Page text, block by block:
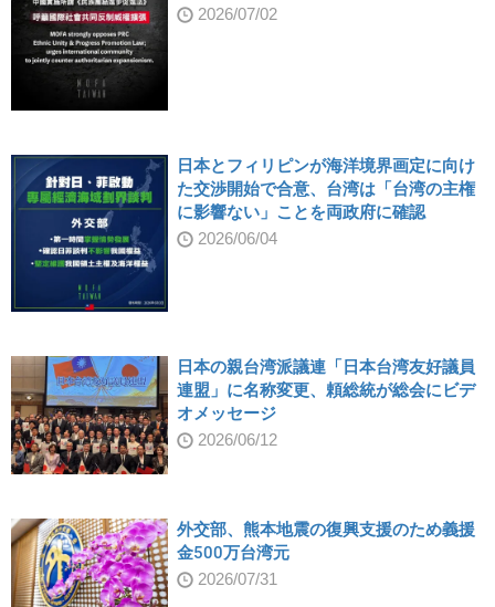
2026/07/02
日本とフィリピンが海洋境界画定に向け
た交渉開始で合意、台湾は「台湾の主権
に影響ない」ことを両政府に確認
2026/06/04
日本の親台湾派議連「日本台湾友好議員
連盟」に名称変更、頼総統が総会にビデ
オメッセージ
2026/06/12
外交部、熊本地震の復興支援のため義援
金500万台湾元
2026/07/31